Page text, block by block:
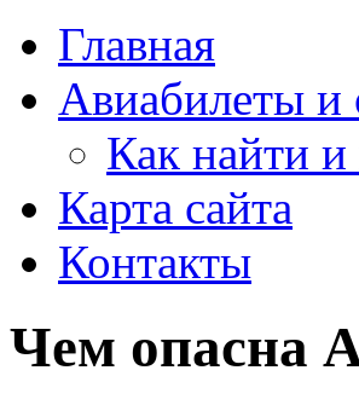
Главная
Авиабилеты и
Как найти
Карта сайта
Контакты
Чем опасна